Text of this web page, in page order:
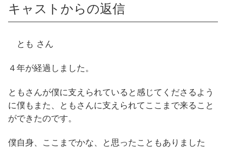
キャストからの返信
とも さん
４年が経過しました。
ともさんが僕に支えられていると感じてくださるよう
に僕もまた、ともさんに支えられてここまで来ること
ができたのです。
僕自身、ここまでかな、と思ったこともありました